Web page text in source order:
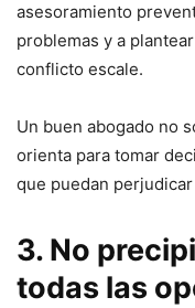
asesoramiento
problemas y a
conflicto escale.
Un buen abogado no
orienta para tomar
que puedan
3. No
todas las